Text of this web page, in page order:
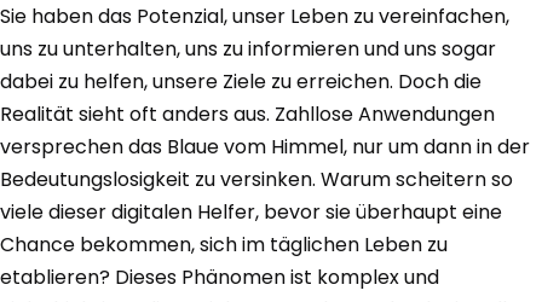
Sie haben das Potenzial, unser Leben zu vereinfachen,
uns zu unterhalten, uns zu informieren und uns sogar
dabei zu helfen, unsere Ziele zu erreichen. Doch die
Realität sieht oft anders aus. Zahllose Anwendungen
versprechen das Blaue vom Himmel, nur um dann in der
Bedeutungslosigkeit zu versinken. Warum scheitern so
viele dieser digitalen Helfer, bevor sie überhaupt eine
Chance bekommen, sich im täglichen Leben zu
etablieren? Dieses Phänomen ist komplex und